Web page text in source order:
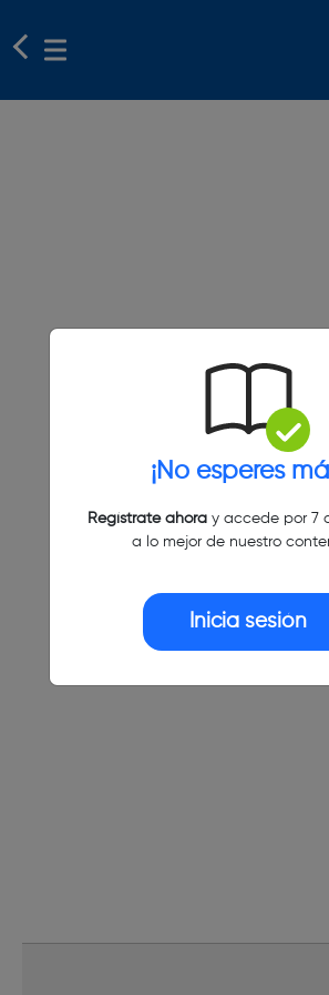
¡No esperes
Regístrate ahoray accede por 7
a lo mejor de nuestro
Inicia sesión